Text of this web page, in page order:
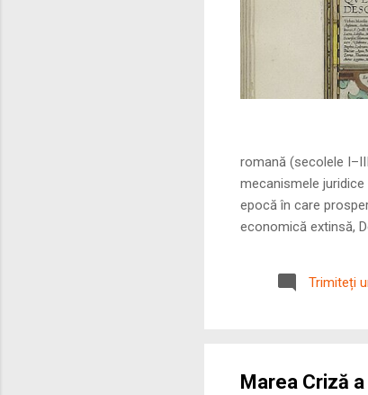
Sursa foto:
romană (secolele
mecanismele
epocă în care
economică extinsă,
precizie
Trimiteți
Marea Criză